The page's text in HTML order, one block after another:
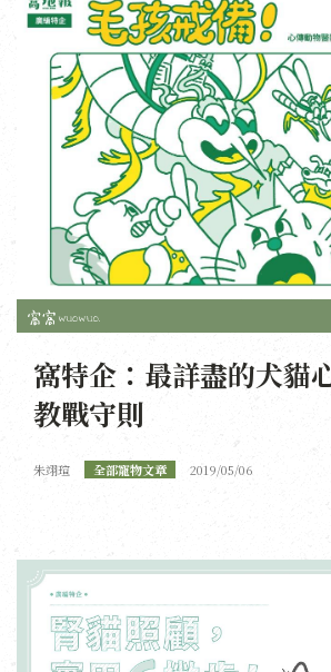
窩特企：最詳盡的犬貓
教戰守則
朱翊瑄 全部寵物文章 2019/05/06